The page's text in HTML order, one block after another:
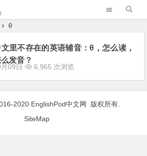
θ
文里不存在的英语辅音：θ，怎么读，
发音？
09日 6,965 次浏览
2020 EnglishPod中文网 版权所有.
SiteMap